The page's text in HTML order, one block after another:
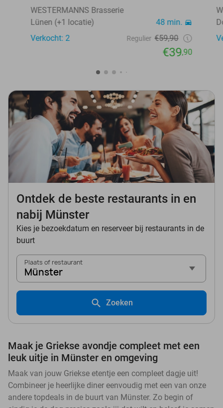
WESTERMANNS Brasserie
Lünen (+1 locatie)
48 min.
Verkocht: 2
Regulier €59,90
€39,90
Ontdek de beste restaurants in en
nabij Münster
Kies je bezoekdatum en reserveer bij restaurants in de
buurt
Plaats of restaurant
Münster
Zoeken
Maak je Griekse avondje compleet met een
leuk uitje in Münster en omgeving
Maak van jouw Griekse etentje een compleet dagje uit!
Combineer je heerlijke diner eenvoudig met een van onze
andere topdeals in de buurt van Münster. Zo begin of